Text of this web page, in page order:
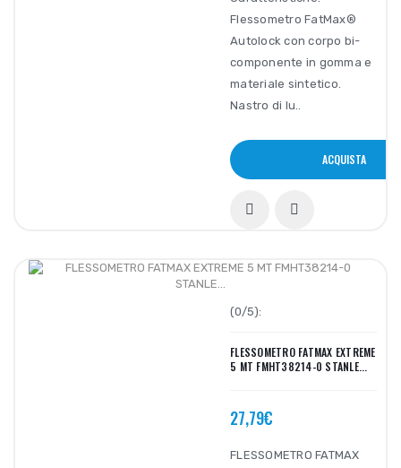
Flessometro FatMax®
Autolock con corpo bi-
componente in gomma e
materiale sintetico.
Nastro di lu..
ACQUISTA
(0/5):
FLESSOMETRO FATMAX EXTREME
5 MT FMHT38214-0 STANLE...
27,79€
FLESSOMETRO FATMAX